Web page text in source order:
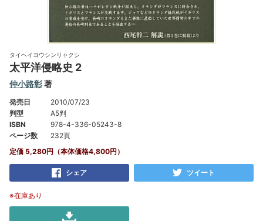
タイヘイヨウシンリャクシ
太平洋侵略史 2
仲小路彰著
発売日
2010/07/23
判型
A5判
ISBN
978-4-336-05243-8
ページ数
232頁
定価 5,280円（本体価格4,800円）
シェア ツイート
※在庫あり